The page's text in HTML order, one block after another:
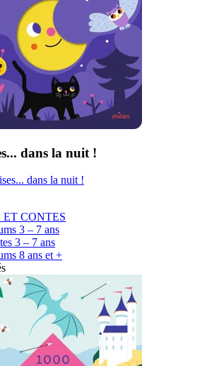
dans la nuit !
dans la nuit !
CONTES
3 – 7 ans
3 – 7 ans
8 ans et +